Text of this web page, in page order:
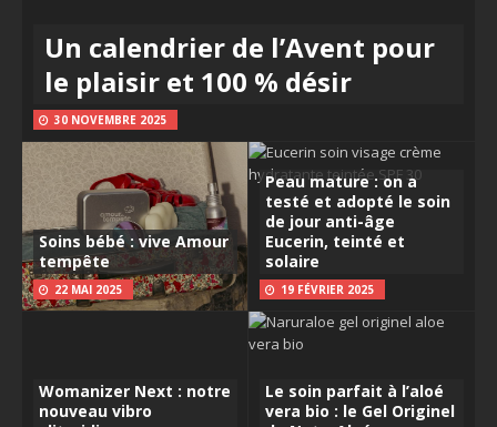
Un calendrier de l’Avent pour
le plaisir et 100 % désir
30 NOVEMBRE 2025
Soins bébé : vive Amour
tempête
22 MAI 2025
Peau mature : on a
testé et adopté le soin
de jour anti-âge
Eucerin, teinté et
solaire
19 FÉVRIER 2025
Womanizer Next : notre
nouveau vibro
Le soin parfait à l’aloé
vera bio : le Gel Originel